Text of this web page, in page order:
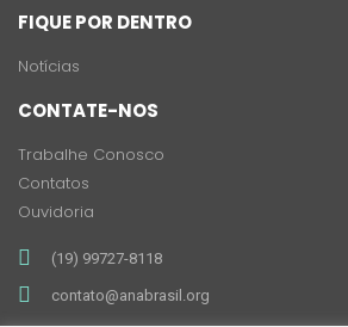
FIQUE POR DENTRO
Notícias
CONTATE-NOS
Trabalhe Conosco
Contatos
Ouvidoria
(19) 99727-8118
contato@anabrasil.org